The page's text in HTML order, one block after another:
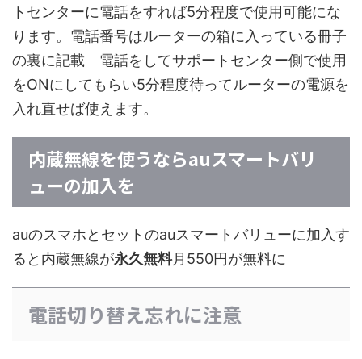
トセンターに電話をすれば5分程度で使用可能にな
ります。電話番号はルーターの箱に入っている冊子
の裏に記載 電話をしてサポートセンター側で使用
をONにしてもらい5分程度待ってルーターの電源を
入れ直せば使えます。
内蔵無線を使うならauスマートバリ
ューの加入を
auのスマホとセットのauスマートバリューに加入す
ると内蔵無線が永久無料月550円が無料に
電話切り替え忘れに注意